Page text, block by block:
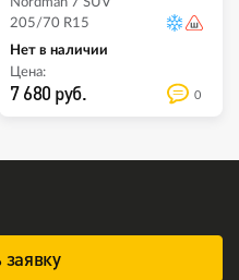
Nordman 7 SUV
205/70 R15
Нет в наличии
Цена:
7 680 руб. 0
заявку